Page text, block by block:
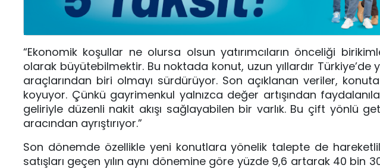
“Ekonomik koşullar ne olursa olsun yatırımcıların önceliği
olarak büyütebilmektir. Bu noktada konut, uzun yıllardır Türkiye’de
araçlarından biri olmayı sürdürüyor. Son açıklanan veriler,
koyuyor. Çünkü gayrimenkul yalnızca değer artışından
geliriyle düzenli nakit akışı sağlayabilen bir varlık. Bu çift yönlü
aracından ayrıştırıyor.”
Son dönemde özellikle yeni konutlara yönelik talepte de
satışları geçen yılın aynı dönemine göre yüzde 9,6 artarak 40 bin